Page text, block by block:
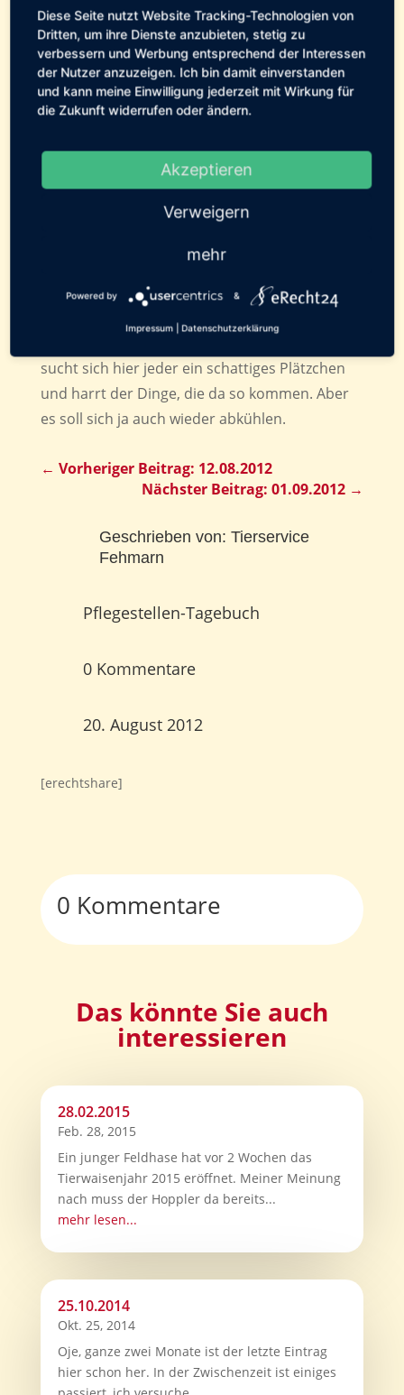
Am vergangenem Mittwoch habe ich einmal
mehr festgestellt, dass es sich bei Linus um
meinen Seelenverwandten handeln muss. Ich
habe über eine Bekannte nämlich einmal eine
Tierkommunikation mit ihm ausprobiert und
geahnt habe, hat sich bestätigt und einige
offene Fragen geklärt. Und wer das alles für
Humbug hält, der sollte es einfach mal
Ansonsten macht die Wärme hier
augenblicklich allen etwas zu schaffen.
Spaziergänge werden auf den frühen Morgen
sucht sich hier jeder ein schattiges Plätzchen
und harrt der Dinge, die da so kommen. Aber
es soll sich ja auch wieder abkühlen.
← Vorheriger Beitrag: 12.08.2012
Nächster Beitrag: 01.09.2012 →
Geschrieben von: Tierservice
Fehmarn
Pflegestellen-Tagebuch
0 Kommentare
20. August 2012
[erechtshare]
0 Kommentare
Das könnte Sie auch
interessieren
28.02.2015
Feb. 28, 2015
Ein junger Feldhase hat vor 2 Wochen das
Tierwaisenjahr 2015 eröffnet. Meiner Meinung
nach muss der Hoppler da bereits...
mehr lesen...
25.10.2014
Okt. 25, 2014
Oje, ganze zwei Monate ist der letzte Eintrag
hier schon her. In der Zwischenzeit ist einiges
Diese Seite nutzt Website Tracking-Technologien von
Dritten, um ihre Dienste anzubieten, stetig zu
verbessern und Werbung entsprechend der Interessen
der Nutzer anzuzeigen. Ich bin damit einverstanden
und kann meine Einwilligung jederzeit mit Wirkung für
die Zukunft widerrufen oder ändern.
Akzeptieren
Verweigern
mehr
Powered by &
Impressum Datenschutzerklärung